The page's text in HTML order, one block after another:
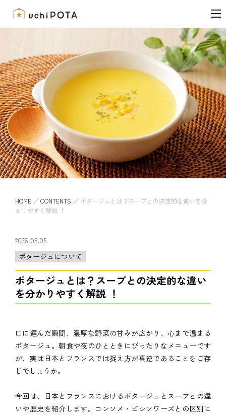
キ
ッ
プ
HOME ／ CONTENTS ／ ポタージュとは？スープとの決定的な違いを分
かりやすく解説 ！
2026.05.05
ポタージュについて
ポタージュとは？スープとの決定的な違い
を分かりやすく解説 ！
口に運んだ瞬間、濃厚な野菜の甘みが広がり、心まで温まる
ポタージュ。朝食や夜のひとときにぴったりなメニューです
が、実は日本とフランスでは捉え方が真逆であることをご存
じでしょうか。
今回は、日本とフランスにおけるポタージュとスープとの違
いや歴史を紹介します。コンソメ・ビシソワーズとの区別に